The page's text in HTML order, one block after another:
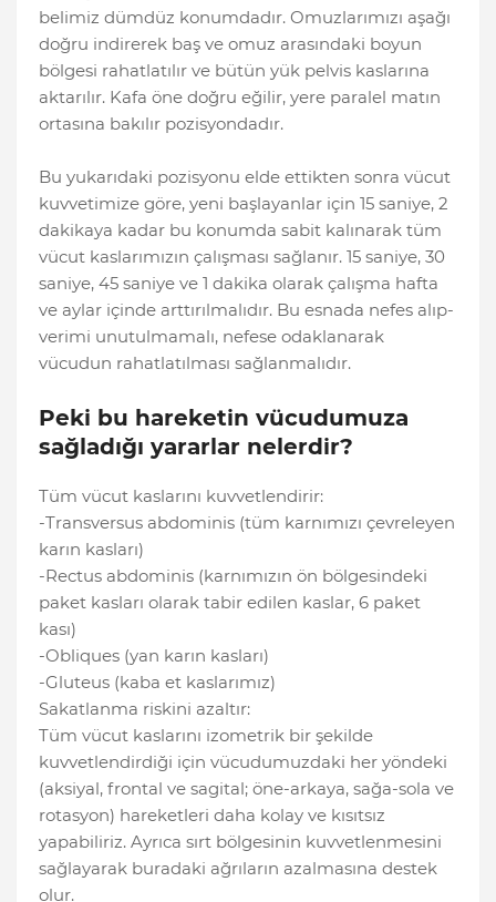
belimiz dümdüz konumdadır. Omuzlarımızı aşağı
doğru indirerek baş ve omuz arasındaki boyun
bölgesi rahatlatılır ve bütün yük pelvis kaslarına
aktarılır. Kafa öne doğru eğilir, yere paralel matın
ortasına bakılır pozisyondadır.
Bu yukarıdaki pozisyonu elde ettikten sonra vücut
kuvvetimize göre, yeni başlayanlar için 15 saniye, 2
dakikaya kadar bu konumda sabit kalınarak tüm
vücut kaslarımızın çalışması sağlanır. 15 saniye, 30
saniye, 45 saniye ve 1 dakika olarak çalışma hafta
ve aylar içinde arttırılmalıdır. Bu esnada nefes alıp-
verimi unutulmamalı, nefese odaklanarak
vücudun rahatlatılması sağlanmalıdır.
Peki bu hareketin vücudumuza
sağladığı yararlar nelerdir?
Tüm vücut kaslarını kuvvetlendirir:
-Transversus abdominis (tüm karnımızı çevreleyen
karın kasları)
-Rectus abdominis (karnımızın ön bölgesindeki
paket kasları olarak tabir edilen kaslar, 6 paket
kası)
-Obliques (yan karın kasları)
-Gluteus (kaba et kaslarımız)
Sakatlanma riskini azaltır:
Tüm vücut kaslarını izometrik bir şekilde
kuvvetlendirdiği için vücudumuzdaki her yöndeki
(aksiyal, frontal ve sagital; öne-arkaya, sağa-sola ve
rotasyon) hareketleri daha kolay ve kısıtsız
yapabiliriz. Ayrıca sırt bölgesinin kuvvetlenmesini
sağlayarak buradaki ağrıların azalmasına destek
olur.